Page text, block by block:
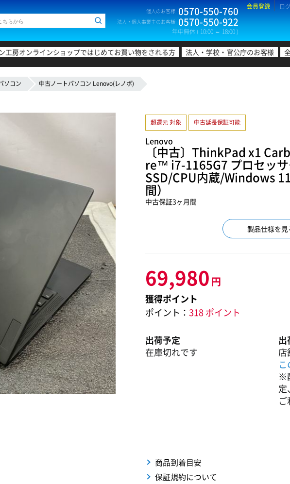
個人のお客様 0570-550-760
法人・個人事業主のお客様 0570-550-922
年中無休 ( 10:00 ～ 18:00 )
会員登録 ロ
工房オンラインショップではじめてお買い物をされる方 法人・学校・官公庁のお客様
ソコン 中古ノートパソコン Lenovo(レノボ)
超還元 対象 中古延長保証可能
Lenovo
〔中古〕ThinkPad x1
re™ i7-1165G7 プロセッ
SSD/CPU内蔵/Windows
間）
中古保証3ヶ月間
製品仕様を見
69,980 円
獲得ポイント
ポイント： 318 ポイント
出荷予定
在庫切れです
出
店
※
定
商品到着目安
保証規約について